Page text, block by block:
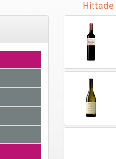
Hittade